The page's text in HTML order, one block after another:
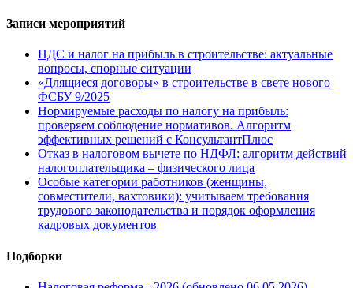
Записи мероприятий
НДС и налог на прибыль в строительстве: актуальные
вопросы, спорные ситуации
«Длящиеся договоры» в строительстве в свете нового
ФСБУ 9/2025
Нормируемые расходы по налогу на прибыль:
проверяем соблюдение нормативов. Алгоритм
эффективных решений с КонсультантПлюс
Отказ в налоговом вычете по НДФЛ: алгоритм действий
налогоплательщика – физического лица
Особые категории работников (женщины,
совместители, вахтовики): учитываем требования
трудового законодательства и порядок оформления
кадровых документов
Подборки